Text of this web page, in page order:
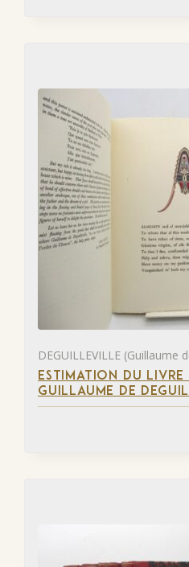
DEGUILLEVILLE (Guillaume
ESTIMATION DU
GUILLAUME DE